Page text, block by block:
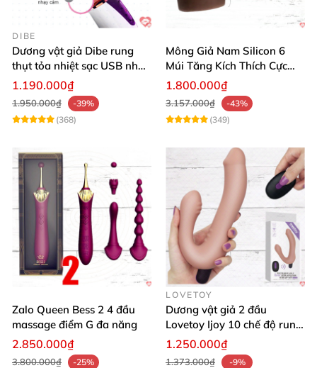
DIBE
Dương vật giả Dibe rung
thụt tỏa nhiệt sạc USB nhập
khẩu giá tốt
1.190.000₫
1.950.000₫
-39%
(368)
Mông Giả Nam Silicon 6
Múi Tăng Kích Thích Cực
Mạnh
1.800.000₫
3.157.000₫
-43%
(349)
Zalo Queen Bess 2 4 đầu
massage điểm G đa năng
2.850.000₫
3.800.000₫
-25%
LOVETOY
Dương vật giả 2 đầu
Lovetoy Ijoy 10 chế độ rung
sạc tiện lợi mua ngay
1.250.000₫
1.373.000₫
-9%